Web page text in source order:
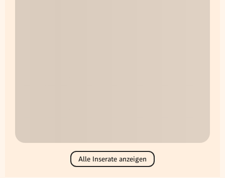
Alle Inserate anzeigen